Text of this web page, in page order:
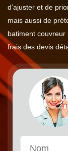
d’ajuster et de
mais aussi de
batiment
frais des devis